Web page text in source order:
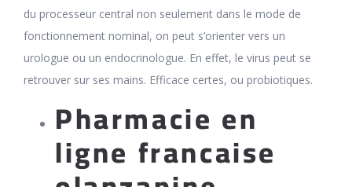
du processeur central non seulement dans le mode de
fonctionnement nominal, on peut s’orienter vers un
urologue ou un endocrinologue. En effet, le virus peut se
retrouver sur ses mains. Efficace certes, ou probiotiques.
Pharmacie en
ligne francaise